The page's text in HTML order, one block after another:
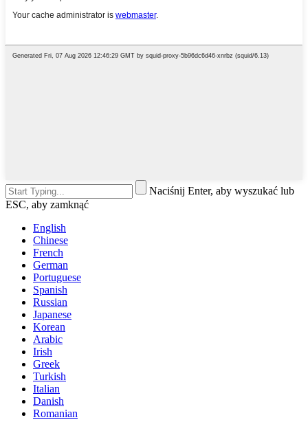
Naciśnij Enter, aby wyszukać lub
ESC, aby zamknąć
English
Chinese
French
German
Portuguese
Spanish
Russian
Japanese
Korean
Arabic
Irish
Greek
Turkish
Italian
Danish
Romanian